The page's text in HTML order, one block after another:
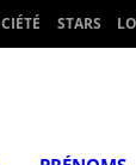
STARS